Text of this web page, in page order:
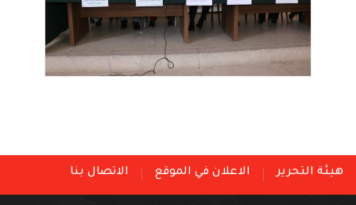
هيئة التحرير الاعلان في الموقع الاتصال بنا